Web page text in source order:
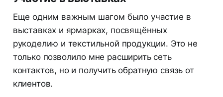
Еще одним важным шагом было участие в
выставках и ярмарках, посвящённых
рукоделию и текстильной продукции. Это не
только позволило мне расширить сеть
контактов, но и получить обратную связь от
клиентов.